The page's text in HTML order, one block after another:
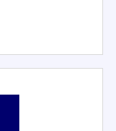
HIP HOP (h/f) -